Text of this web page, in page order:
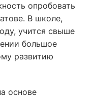
опробовать
В школе,
учится свыше
большое
развитию
основе